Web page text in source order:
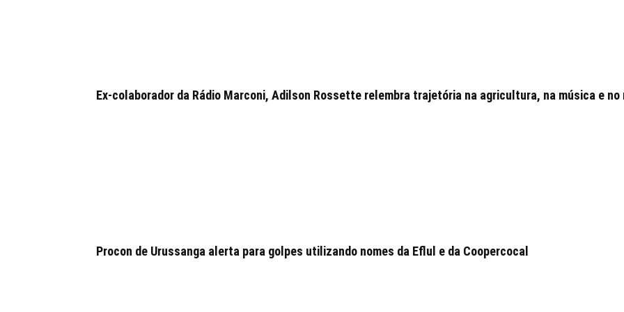
Ex-colaborador da Rádio Marconi, Adilson Rossette relembra trajetória na agricultura, na música e no
Procon de Urussanga alerta para golpes utilizando nomes da Eflul e da Coopercocal